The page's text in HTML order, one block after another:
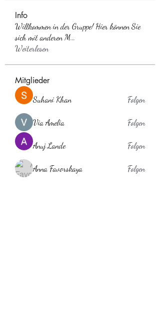
Info
Willkommen in der Gruppe! Hier können Sie
sich mit anderen M
Weiterlesen
Mitglieder
Suhani Khan Folgen
Via Amelia Folgen
Anuj Lande Folgen
Anna Favorskaya Folgen